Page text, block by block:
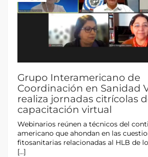
Grupo Interamericano de
Coordinación en Sanidad
realiza jornadas citrícolas
capacitación virtual
Webinarios reúnen a técnicos del
americano que ahondan en las
fitosanitarias relacionadas al HLB de
[…]